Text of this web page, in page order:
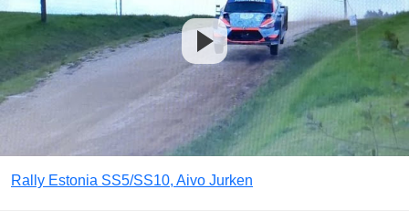
Rally Estonia SS5/SS10, Aivo Jurken